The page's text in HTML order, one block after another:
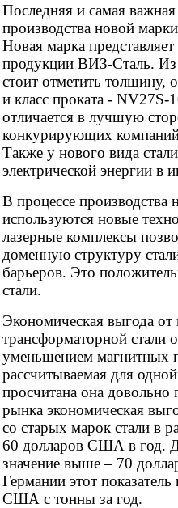
Последняя и самая
производства новой
Новая марка
продукции ВИЗ-Сталь. Из
стоит отметить толщину,
и класс проката - NV27S-
отличается в лучшую
конкурирующих
Также у нового вида
электрической энергии в
В процессе производства
используются новые
лазерные комплексы
доменную структуру
барьеров. Это
стали.
Экономическая выгода
трансформаторной стали
уменьшением магнитных
рассчитываемая для
просчитана она
рынка экономическая
со старых марок стали в
60 долларов США в год.
значение выше – 70
Германии этот
США с тонны за год.